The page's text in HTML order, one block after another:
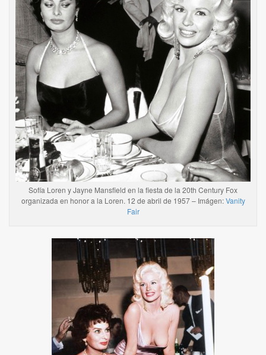
Sofía Loren y Jayne Mansfield en la fiesta de la 20th Century Fox
organizada en honor a la Loren. 12 de abril de 1957 – Imágen:Vanity
Fair